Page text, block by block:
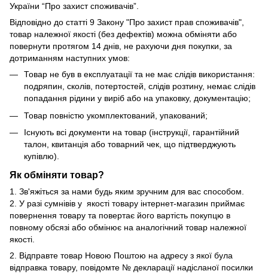
України “Про захист споживачів”.
Відповідно до статті 9 Закону "Про захист прав споживачів",
товар належної якості (без дефектів) можна обміняти або
повернути протягом 14 днів, не рахуючи дня покупки, за
дотриманням наступних умов:
Товар не був в експлуатації та не має слідів використання:
подряпин, сколів, потертостей, слідів розтину, немає слідів
попадання рідини у виріб або на упаковку, документацію;
Товар повністю укомплектований, упакований;
Існують всі документи на товар (інструкції, гарантійний
талон, квитанція або товарний чек, що підтверджують
купівлю).
Як обміняти товар?
1. Зв'яжіться за нами будь яким зручним для вас способом.
2. У разі сумнівів у якості товару інтернет-магазин приймає
повернення товару та повертає його вартість покупцю в
повному обсязі або обмінює на аналогічний товар належної
якості.
2. Відправте товар Новою Поштою на адресу з якої була
відправка товару, повідомте № декларації надісланої посилки